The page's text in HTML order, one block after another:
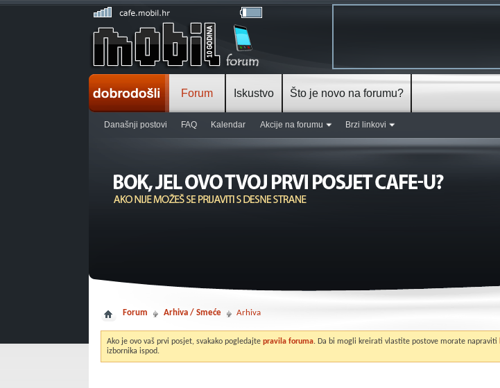
Forum
Današnji postovi FAQ Kalendar Akcije na forumu Brzi linkovi
Iskustvo Što je novo na forumu?
Forum Arhiva / Smeće Arhiva
Ako je ovo vaš prvi posjet, svakako pogledajte pravila foruma. Da bi mogli kreirati vlastite postove morate napraviti
izbornika ispod.